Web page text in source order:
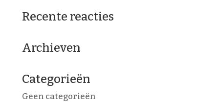
Recente reacties
Archieven
Categorieën
Geen categorieën